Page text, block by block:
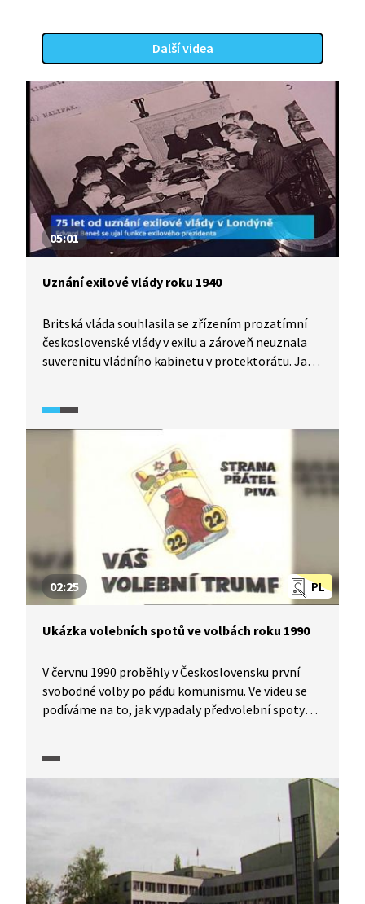
Další videa
05:01
Uznání exilové vlády roku 1940
Britská vláda souhlasila se zřízením prozatímní
československé vlády v exilu a zároveň neuznala
suverenitu vládního kabinetu v protektorátu. Jak
PL
02:25
Ukázka volebních spotů ve volbách roku 1990
V červnu 1990 proběhly v Československu první
svobodné volby po pádu komunismu. Ve videu se
podíváme na to, jak vypadaly předvolební spoty